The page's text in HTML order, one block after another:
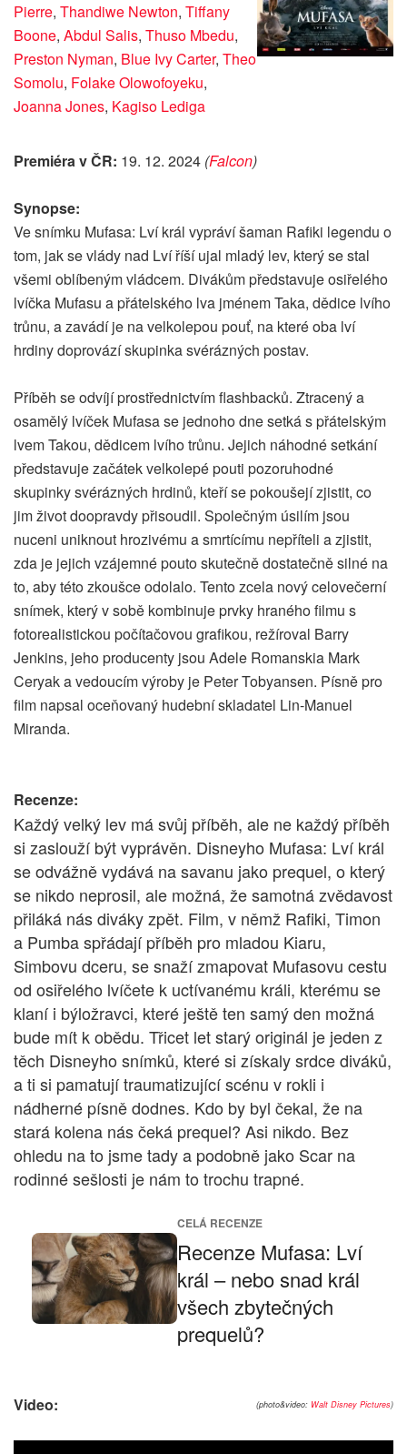
Pierre, Thandiwe Newton, Tiffany
Boone, Abdul Salis, Thuso Mbedu,
Preston Nyman, Blue Ivy Carter, Theo
Somolu, Folake Olowofoyeku,
Joanna Jones, Kagiso Lediga
Premiéra v ČR: 19. 12. 2024 (Falcon)
Synopse:
Ve snímku Mufasa: Lví král vypráví šaman Rafiki legendu o
tom, jak se vlády nad Lví říší ujal mladý lev, který se stal
všemi oblíbeným vládcem. Divákům představuje osiřelého
lvíčka Mufasu a přátelského lva jménem Taka, dědice lvího
trůnu, a zavádí je na velkolepou pouť, na které oba lví
hrdiny doprovází skupinka svérázných postav.
Příběh se odvíjí prostřednictvím flashbacků. Ztracený a
osamělý lvíček Mufasa se jednoho dne setká s přátelským
lvem Takou, dědicem lvího trůnu. Jejich náhodné setkání
představuje začátek velkolepé pouti pozoruhodné
skupinky svérázných hrdinů, kteří se pokoušejí zjistit, co
jim život doopravdy přisoudil. Společným úsilím jsou
nuceni uniknout hrozivému a smrtícímu nepříteli a zjistit,
zda je jejich vzájemné pouto skutečně dostatečně silné na
to, aby této zkoušce odolalo. Tento zcela nový celovečerní
snímek, který v sobě kombinuje prvky hraného filmu s
fotorealistickou počítačovou grafikou, režíroval Barry
Jenkins, jeho producenty jsou Adele Romanskia Mark
Ceryak a vedoucím výroby je Peter Tobyansen. Písně pro
film napsal oceňovaný hudební skladatel Lin-Manuel
Miranda.
Recenze:
Každý velký lev má svůj příběh, ale ne každý příběh
si zaslouží být vyprávěn. Disneyho Mufasa: Lví král
se odvážně vydává na savanu jako prequel, o který
se nikdo neprosil, ale možná, že samotná zvědavost
přiláká nás diváky zpět. Film, v němž Rafiki, Timon
a Pumba spřádají příběh pro mladou Kiaru,
Simbovu dceru, se snaží zmapovat Mufasovu cestu
od osiřelého lvíčete k uctívanému králi, kterému se
klaní i býložravci, které ještě ten samý den možná
bude mít k obědu. Třicet let starý originál je jeden z
těch Disneyho snímků, které si získaly srdce diváků,
a ti si pamatují traumatizující scénu v rokli i
nádherné písně dodnes. Kdo by byl čekal, že na
stará kolena nás čeká prequel? Asi nikdo. Bez
ohledu na to jsme tady a podobně jako Scar na
rodinné sešlosti je nám to trochu trapné.
CELÁ RECENZE
Recenze Mufasa: Lví
král – nebo snad král
všech zbytečných
prequelů?
(photo&video: Walt Disney Pictures)
Video: